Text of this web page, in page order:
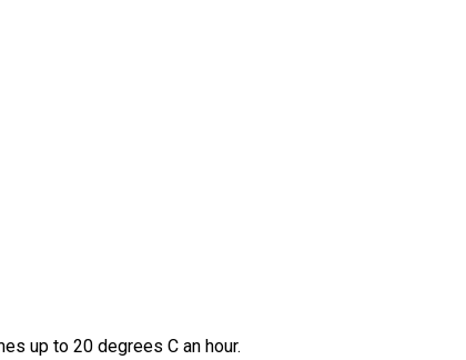
up to 20 degrees C an hour.